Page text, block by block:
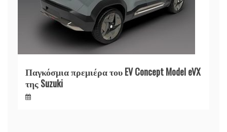
Παγκόσμια πρεμιέρα του EV Concept Model eVX
της Suzuki